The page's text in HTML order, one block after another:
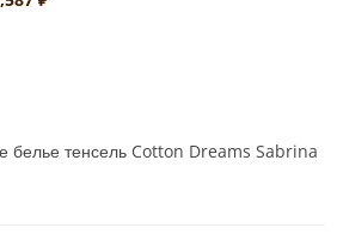
белье тенсель Cotton Dreams Sabrina